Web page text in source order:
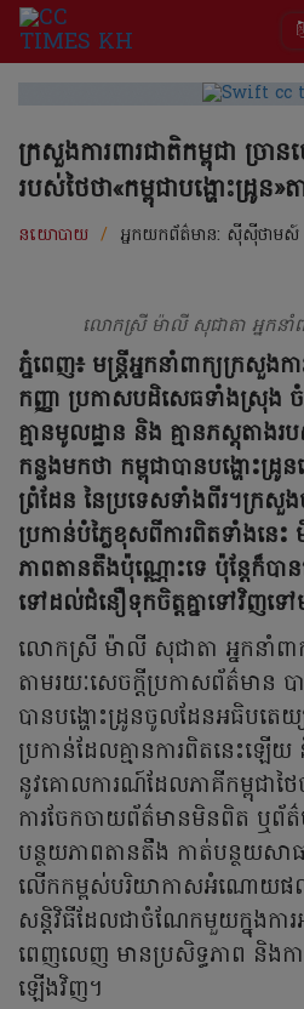
ក្រសួងការពារជាតិកម្ពុជា ច្រា
របស់ថៃថា«កម្ពុជាបង្ហោះដ្រូន»
នយោបាយ / អ្នកយកព័ត៌មាន: ស៊ីស៊ីថាមស៍
លោកស្រី ម៉ាលី សុជាតា អ្នកនាំព
ភ្នំពេញ៖ មន្ត្រីអ្នកនាំពាក្យក្រសួង
កញ្ញា ប្រកាសបដិសេធទាំងស្រុង
គ្មានមូលដ្ឋាន និង គ្មានភស្តុតាង
កន្លងមកថា កម្ពុជាបានបង្ហោះ
ព្រំដែន នៃប្រទេសទាំងពីរ។ក្រសួ
ប្រកាន់បំភ្លៃខុសពីការពិតទាំងនេះ
ភាពតានតឹងប៉ុណ្ណោះទេ ប៉ុន្តែក៏បាន
ទៅដល់ជំនឿទុកចិត្តគ្នាទៅវិញទ
លោកស្រី ម៉ាលី សុជាតា អ្នកនាំពា
តាមរយៈសេចក្តីប្រកាសព័ត៌មាន
បានបង្ហោះដ្រូនចូលដែនអធិបតេយ្
ប្រកាន់ដែលគ្មានការពិតនេះឡើយ
នូវគោលការណ៍ដែលភាគីកម្ពុជាថៃ
ការចែកចាយព័ត៌មានមិនពិត ឬព័ត៌ម
បន្ថយភាពតានតឹង កាត់បន្ថយសា
លើកកម្ពស់បរិយាកាសអំណោយផ
សន្តិវិធីដែលជាចំណែកមួយក្នុងកា
ពេញលេញ មានប្រសិទ្ធភាព និងក
ឡើងវិញ។